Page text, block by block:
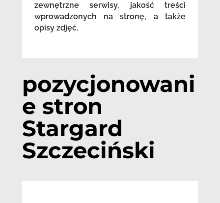
zewnętrzne serwisy, jakość treści
wprowadzonych na stronę, a także
opisy zdjęć.
pozycjonowani
e stron
Stargard
Szczeciński